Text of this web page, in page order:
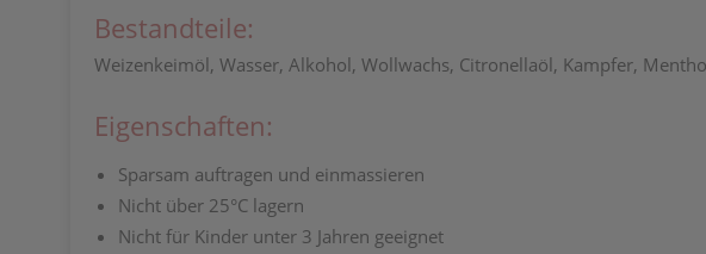
Bestandteile:
Weizenkeimöl, Wasser, Alkohol, Wollwachs, Citronellaöl, Kampfer,
Eigenschaften:
Sparsam auftragen und einmassieren
Nicht über 25°C lagern
Nicht für Kinder unter 3 Jahren geeignet